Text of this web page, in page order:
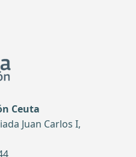
Ceuta
Juan Carlos I,